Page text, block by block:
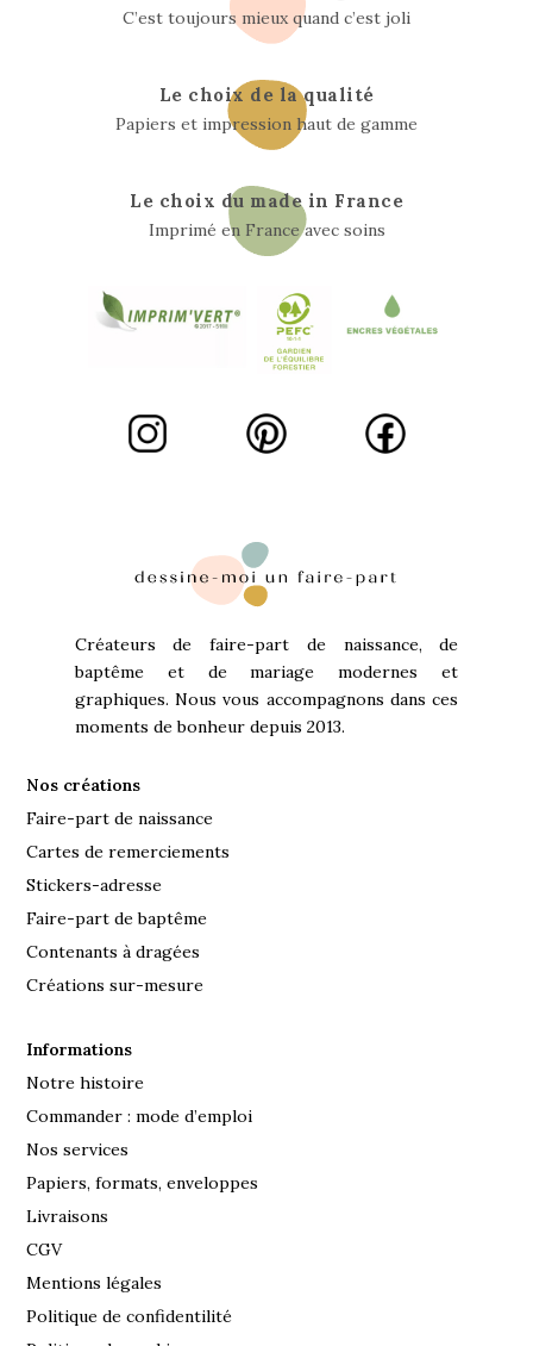
C’est toujours mieux quand c’est joli
Le choix de la qualité
Papiers et impression haut de gamme
Le choix du made in France
Imprimé en France avec soins
Créateurs de faire-part de naissance, de
baptême et de mariage modernes et
graphiques. Nous vous accompagnons dans ces
moments de bonheur depuis 2013.
Nos créations
Faire-part de naissance
Cartes de remerciements
Stickers-adresse
Faire-part de baptême
Contenants à dragées
Créations sur-mesure
Informations
Notre histoire
Commander : mode d’emploi
Nos services
Papiers, formats, enveloppes
Livraisons
CGV
Mentions légales
Politique de confidentilité